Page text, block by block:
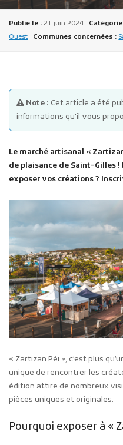
Publicité des
Marchés
Projets
Plans d'accès
Publié le : 21 juin 2024
Ouest
Communes concernées :
Note : Cet article a été
informations qu'il vous
Le marché artisanal «
de plaisance de Saint-Gilles
exposer vos créations ?
« Zartizan Péi », c’est plus
unique de rencontrer les
édition attire de nombreux
pièces uniques et originales.
Pourquoi exposer à «